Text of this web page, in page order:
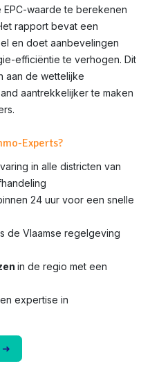
waarde te berekenen
rapport bevat een
en doet aanbevelingen
efficiëntie te verhogen. Dit
aan de wettelijke
aantrekkelijker te maken
Experts?
in alle districten van
24 uur voor een snelle
de Vlaamse regelgeving
in de regio met een
en expertise in
➜